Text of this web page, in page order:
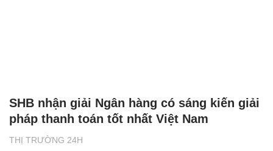
THỊ TRƯỜNG 24H
SHB nhận giải Ngân hàng có sáng kiến giải
pháp thanh toán tốt nhất Việt Nam